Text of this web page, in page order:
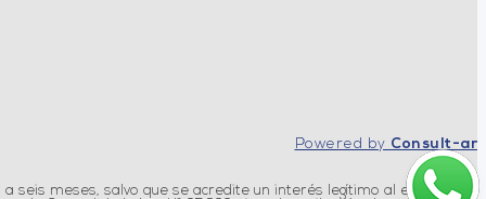
Powered by Consult-ar
seis meses, salvo que se acredite un interés legítimo al efecto